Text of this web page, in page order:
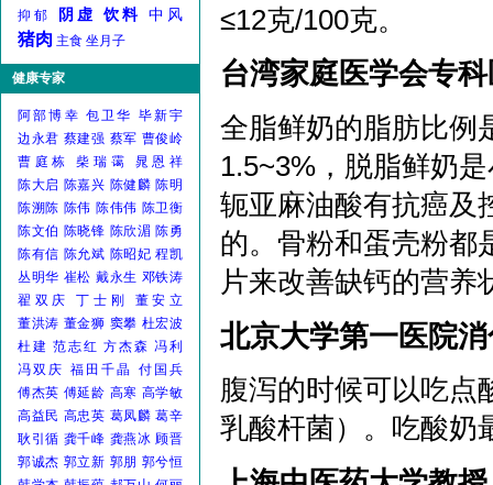
抑郁 阴虚 饮料 中风
猪肉 主食 坐月子
健康专家
阿部博幸 包卫华 毕新宇
边永君 蔡建强 蔡军 曹俊岭
曹庭栋
柴瑞霭
晁恩祥
陈大启 陈嘉兴 陈健麟 陈明
陈溯陈 陈伟 陈伟伟 陈卫衡
陈文伯 陈晓锋 陈欣湄 陈勇
陈有信 陈允斌 陈昭妃 程凯
丛明华 崔松 戴永生 邓铁涛
翟双庆
丁士刚
董安立
董洪涛 董金狮 窦攀 杜宏波
杜建 范志红 方杰森 冯利
冯双庆 福田千晶 付国兵
傅杰英 傅延龄 高寒 高学敏
高益民 高忠英 葛凤麟 葛辛
耿引循 龚千峰 龚燕冰 顾晋
郭诚杰 郭立新 郭朋 郭兮恒
≤12克/100克。
台湾家庭医学会专
全脂鲜奶的脂肪比例
1.5~3%，脱脂鲜奶
轭亚麻油酸有抗癌及
的。骨粉和蛋壳粉都
片来改善缺钙的营养
北京大学第一医院
腹泻的时候可以吃点
乳酸杆菌）。吃酸奶